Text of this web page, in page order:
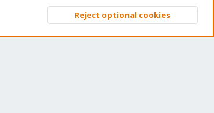
Top
Reject optional cookies